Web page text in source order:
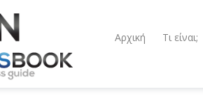
Αρχική Τι είναι;